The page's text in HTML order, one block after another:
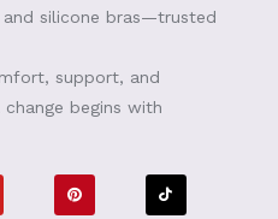
and silicone bras—trusted
support, and
begins with
P
i
n
T
i
k